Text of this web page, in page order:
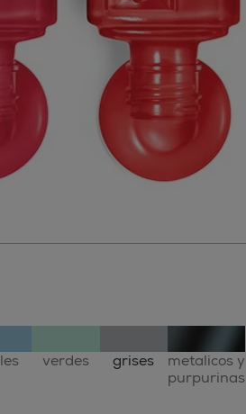
verdes grises
metalicos y
purpurinas